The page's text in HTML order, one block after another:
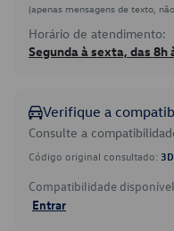
(apenas mensagens de texto,
Horário de atendimento:
Segunda à sexta, das 8h
Verifique a
Consulte a
Código original consultado:
Compatibilidade
Entrar